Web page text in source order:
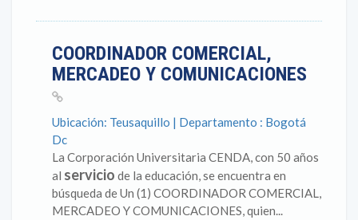
COORDINADOR COMERCIAL,
MERCADEO Y COMUNICACIONES
Ubicación: Teusaquillo | Departamento : Bogotá
Dc
La Corporación Universitaria CENDA, con 50 años
al servicio de la educación, se encuentra en
búsqueda de Un (1) COORDINADOR COMERCIAL,
MERCADEO Y COMUNICACIONES, quien...